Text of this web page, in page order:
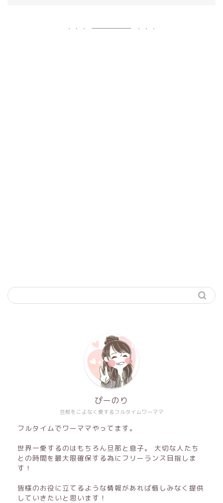
旦那をこよなく愛するフルタイムワーママ
ぴーのり
フルタイムでワーママやってます。
世界一愛するのはもちろん旦那と息子。 大切な人たち
との時間を最大限確保する為にフリーランス目指しま
す！
皆様のお役に立てるような情報があれば惜しみなく提供
していきたいと思います！